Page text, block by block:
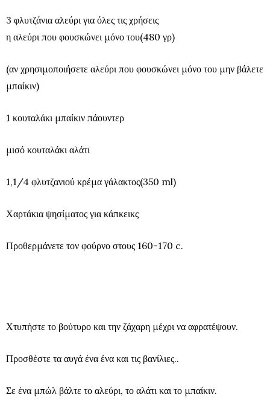
3 φλυτζάνια αλεύρι για όλες τις χρήσεις
η αλεύρι που φουσκώνει μόνο του(480 γρ)
(αν χρησιμοποιήσετε αλεύρι που φουσκώνει μόνο του μην βάλετε
μπαίκιν)
1 κουταλάκι μπαίκιν πάουντερ
μισό κουταλάκι αλάτι
1,1/4 φλυτζανιού κρέμα γάλακτος(350 ml)
Χαρτάκια ψησίματος για κάπκεικς
Προθερμάνετε τον φούρνο στους 160-170 c.
Χτυπήστε το βούτυρο και την ζάχαρη μέχρι να αφρατέψουν.
Προσθέστε τα αυγά ένα ένα και τις βανίλιες..
Σε ένα μπώλ βάλτε το αλεύρι, το αλάτι και το μπαίκιν.